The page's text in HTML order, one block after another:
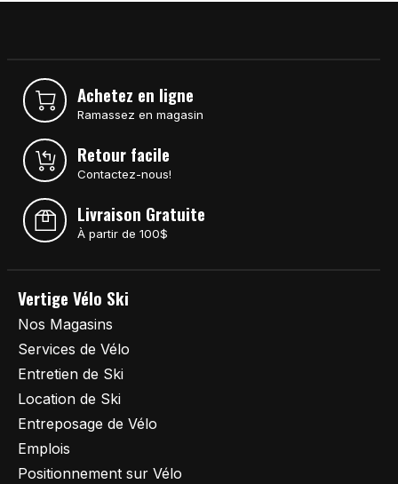
Achetez en ligne
Ramassez en magasin
Retour facile
Contactez-nous!
Livraison Gratuite
À partir de 100$
Vertige Vélo Ski
Nos Magasins
Services de Vélo
Entretien de Ski
Location de Ski
Entreposage de Vélo
Emplois
Positionnement sur Vélo